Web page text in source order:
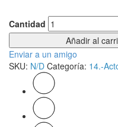
Cantidad
Añadir al
Enviar a un amigo
SKU: N/D Categoría: 14.-